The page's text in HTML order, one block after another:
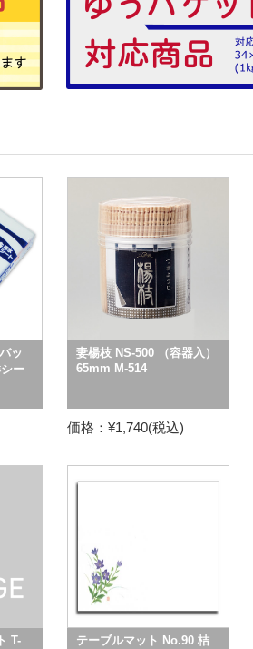
ッ
ー
妻楊枝 NS-500 （容器入）
65mm M-514
価格：¥1,740(税込)
T-
テーブルマット No.90 桔